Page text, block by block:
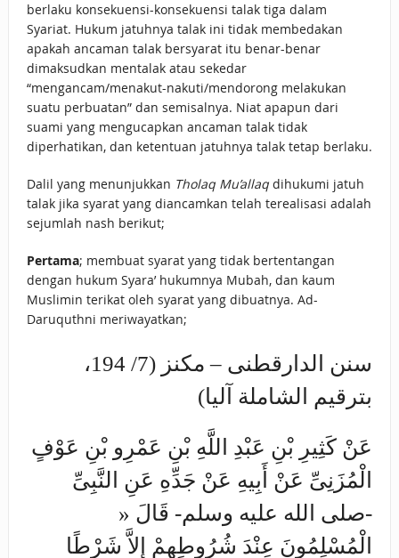
berlaku konsekuensi-konsekuensi talak tiga dalam
Syariat. Hukum jatuhnya talak ini tidak membedakan
apakah ancaman talak bersyarat itu benar-benar
dimaksudkan mentalak atau sekedar
“mengancam/menakut-nakuti/mendorong melakukan
suatu perbuatan” dan semisalnya. Niat apapun dari
suami yang mengucapkan ancaman talak tidak
diperhatikan, dan ketentuan jatuhnya talak tetap berlaku.
Dalil yang menunjukkan Tholaq Mu’allaqdihukumi jatuh
talak jika syarat yang diancamkan telah terealisasi adalah
sejumlah nash berikut;
Pertama; membuat syarat yang tidak bertentangan
dengan hukum Syara’ hukumnya Mubah, dan kaum
Muslimin terikat oleh syarat yang dibuatnya. Ad-
Daruquthni meriwayatkan;
سنن الدارقطنى – مكنز (7/ 194،
بترقيم الشاملة آليا)
عَنْ كَثِيرِ بْنِ عَبْدِ اللَّهِ بْنِ عَمْرِو بْنِ عَوْفٍ
الْمُزَنِىِّ عَنْ أَبِيهِ عَنْ جَدِّهِ عَنِ النَّبِىِّ
-صلى الله عليه وسلم- قَالَ «
الْمُسْلِمُونَ عِنْدَ شُرُوطِهِمْ إِلاَّ شَرْطًا